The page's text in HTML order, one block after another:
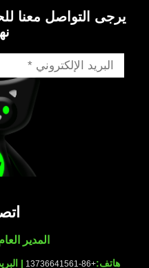
يرجى التواصل معنا
المدير
هاتف:+86-13736641561
|